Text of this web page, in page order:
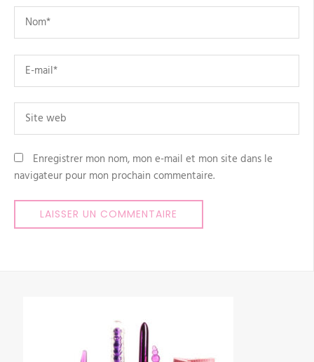
Name
Email
Site
web
Enregistrer mon nom, mon e-mail et mon site dans le
navigateur pour mon prochain commentaire.